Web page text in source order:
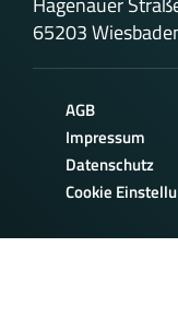
65203
AGB
Impressum
Datenschutz
Cookie